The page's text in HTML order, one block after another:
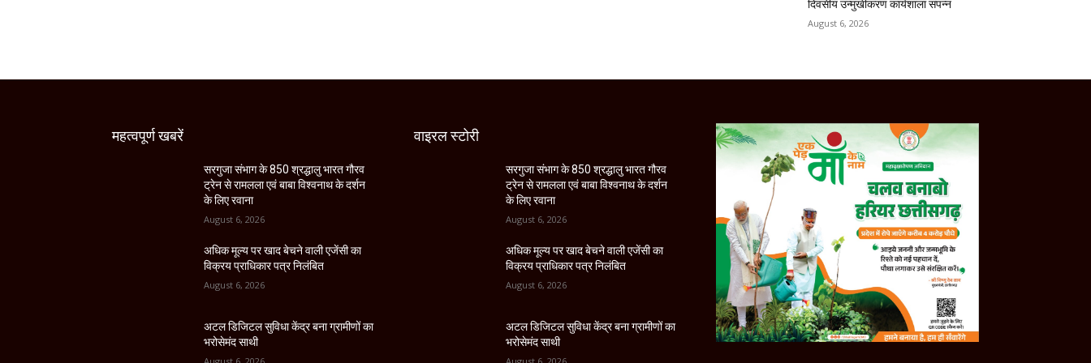
दिवसीय उन्मुखीकरण कार्यशाला संपन्न
August 6, 2026
महत्वपूर्ण खबरें
सरगुजा संभाग के 850 श्रद्धालु भारत गौरव
ट्रेन से रामलला एवं बाबा विश्वनाथ के दर्शन
के लिए रवाना
August 6, 2026
अधिक मूल्य पर खाद बेचने वाली एजेंसी का
विक्रय प्राधिकार पत्र निलंबित
August 6, 2026
अटल डिजिटल सुविधा केंद्र बना ग्रामीणों का
भरोसेमंद साथी
वाइरल स्टोरी
सरगुजा संभाग के 850 श्रद्धालु भारत गौरव
ट्रेन से रामलला एवं बाबा विश्वनाथ के दर्शन
के लिए रवाना
August 6, 2026
अधिक मूल्य पर खाद बेचने वाली एजेंसी का
विक्रय प्राधिकार पत्र निलंबित
August 6, 2026
अटल डिजिटल सुविधा केंद्र बना ग्रामीणों का
भरोसेमंद साथी